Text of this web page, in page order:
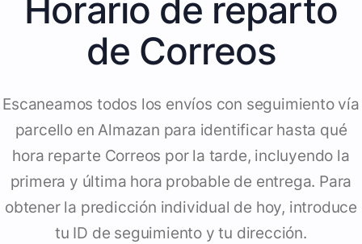
Horario de reparto
de Correos
Escaneamos todos los envíos con seguimiento vía
parcello en Almazan para identificar hasta qué
hora reparte Correos por la tarde, incluyendo la
primera y última hora probable de entrega. Para
obtener la predicción individual de hoy, introduce
tu ID de seguimiento y tu dirección.